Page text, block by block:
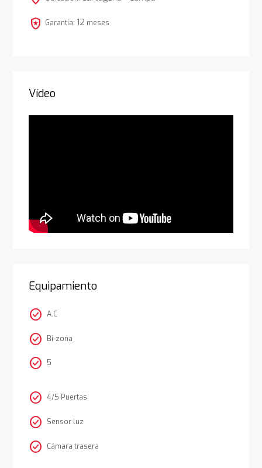
local_police Garantía: 12 meses
Vídeo
Equipamiento
check_circle A.C
check_circle Bi-zona
check_circle 5
check_circle 4/5 Puertas
check_circle Sensor luz
check_circle Cámara trasera